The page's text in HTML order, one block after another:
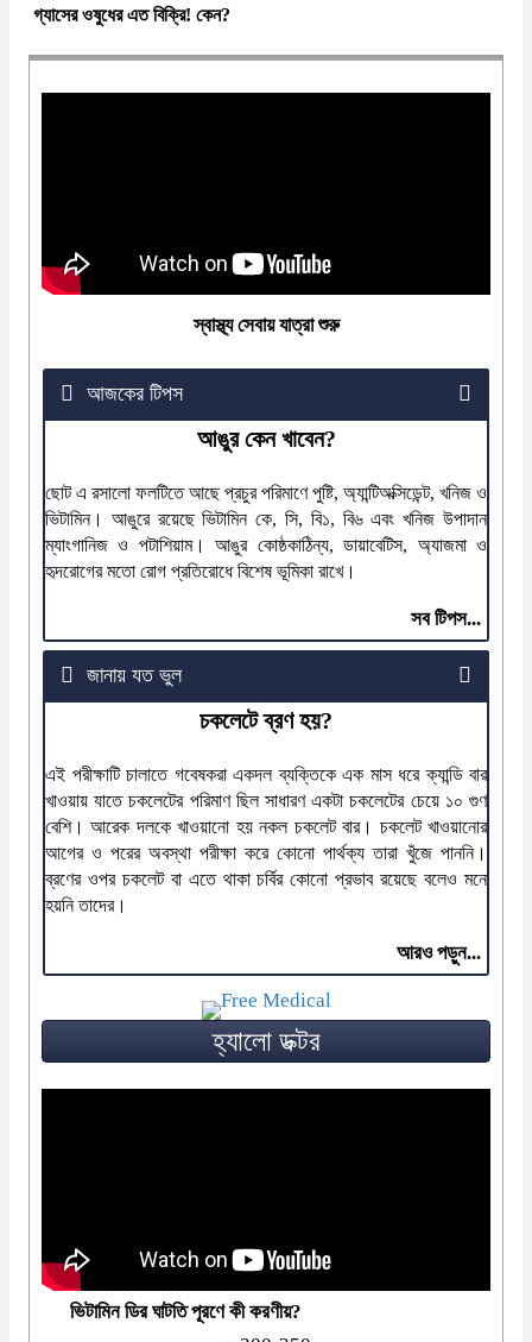
গ্যাসের ওষুধের এত বিক্রি! কেন?
স্বাস্থ্য সেবায় যাত্রা শুরু
আজকের টিপস
আঙুর কেন খাবেন?
ছোট এ রসালো ফলটিতে আছে প্রচুর পরিমাণে পুষ্টি, অ্যান্টিঅক্সিডেন্ট, খনিজ ও
ভিটামিন। আঙুরে রয়েছে ভিটামিন কে, সি, বি১, বি৬ এবং খনিজ উপাদান
ম্যাংগানিজ ও পটাশিয়াম। আঙুর কোষ্ঠকাঠিন্য, ডায়াবেটিস, অ্যাজমা ও
হৃদরোগের মতো রোগ প্রতিরোধে বিশেষ ভূমিকা রাখে।
সব টিপস...
জানায় যত ভুল
চকলেটে ব্রণ হয়?
এই পরীক্ষাটি চালাতে গবেষকরা একদল ব্যক্তিকে এক মাস ধরে ক্যান্ডি বার
খাওয়ায় যাতে চকলেটের পরিমাণ ছিল সাধারণ একটা চকলেটের চেয়ে ১০ গুণ
বেশি। আরেক দলকে খাওয়ানো হয় নকল চকলেট বার। চকলেট খাওয়ানোর
আগের ও পরের অবস্থা পরীক্ষা করে কোনো পার্থক্য তারা খুঁজে পাননি।
ব্রণের ওপর চকলেট বা এতে থাকা চর্বির কোনো প্রভাব রয়েছে বলেও মনে
হয়নি তাদের।
আরও পড়ুন...
হ্যালো ডক্টর
ভিটামিন ডির ঘাটতি পূরণে কী করণীয়?